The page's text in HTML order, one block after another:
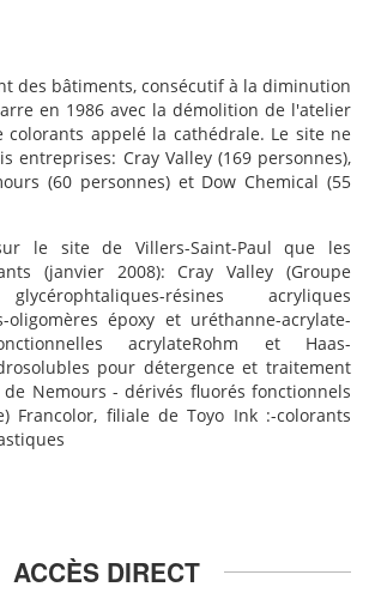
des bâtiments, consécutif à la diminution
en 1986 avec la démolition de l'atelier
appelé la cathédrale. Le site ne
entreprises: Cray Valley (169 personnes),
(60 personnes) et Dow Chemical (55
le site de Villers-Saint-Paul que les
(janvier 2008): Cray Valley (Groupe
résines acryliques
oligomères époxy et uréthanne-acrylate-
acrylateRohm et Haas-
pour détergence et traitement
Nemours - dérivés fluorés fonctionnels
Francolor, filiale de Toyo Ink :-colorants
ACCÈS DIRECT